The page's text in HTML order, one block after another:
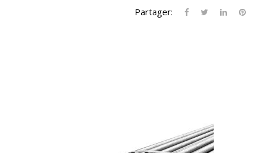
1/2"
Partager: